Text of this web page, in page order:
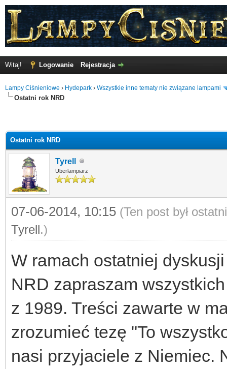
Witaj! Logowanie Rejestracja
Lampy Ciśnieniowe › Hydepark › Wszystkie inne tematy nie związane lampami
Ostatni rok NRD
Ostatni rok NRD
Tyrell
Uberlampiarz
07-06-2014, 10:15 (Ten post był
Tyrell.)
W ramach ostatniej
NRD zapraszam
z 1989. Treści zawarte w
zrozumieć tezę "To
nasi przyjaciele z Niemiec.